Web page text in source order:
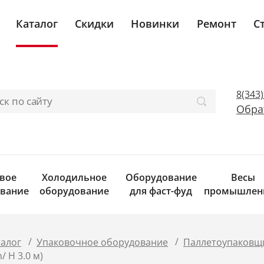
Каталог Скидки Новинки Ремонт
Холодильное
оборудование
Оборудование
для фаст-фуд
Весы
/ Упаковочное оборудование /
H 3.0 м)